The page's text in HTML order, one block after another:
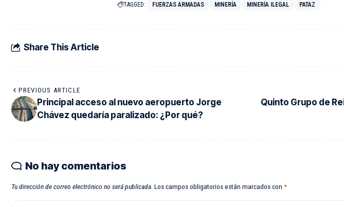
TAGGED: FUERZAS ARMADAS MINERÍA MINERÍA ILEGAL PATAZ
Share This Article
PREVIOUS ARTICLE
Principal acceso al nuevo aeropuerto Jorge
Chávez quedaría paralizado: ¿Por qué?
Quinto Grupo de
No hay comentarios
Tu dirección de correo electrónico no será publicada. Los campos obligatorios están marcados con *